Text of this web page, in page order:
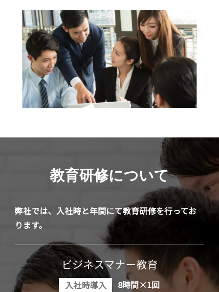
教育研修について
弊社では、入社時と年間にて教育研修を行ってお
ります。
ビジネスマナー教育
入社時導入 8時間×1回